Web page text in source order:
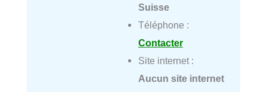
Suisse
Téléphone :
Contacter
Site internet :
Aucun site internet